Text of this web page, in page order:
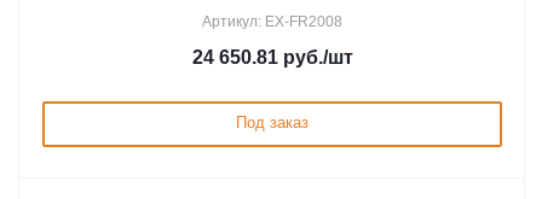
Артикул: EX-FR2008
24 650.81руб./шт
Под заказ